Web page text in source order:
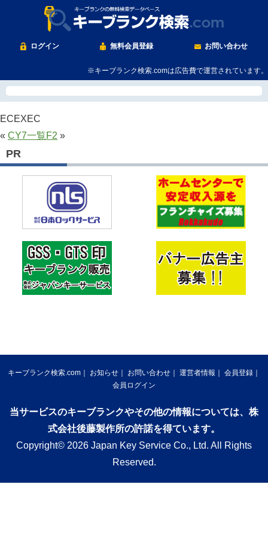
ログイン 無料会員登録 お問い合わせ
※キーブランク検索.comは広告費で運営されています。
ECEXEC
« CY7一覧F2 »
PR
キーブランク検索.com お知らせ お問い合わせ 運営者情報
会員登録
会員ログイン
当サービスのキーブランクやその他の情報については、株
式会社後藤製作所の許諾を得ています。
Copyright© 2026 Japan Key Service Co., Ltd. All Rights
Reserved.